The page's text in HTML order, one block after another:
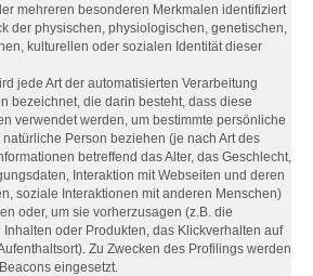
mehreren besonderen Merkmalen identifiziert
der physischen, physiologischen, genetischen,
kulturellen oder sozialen Identität dieser
jede Art der automatisierten Verarbeitung
bezeichnet, die darin besteht, dass diese
verwendet werden, um bestimmte persönliche
Person beziehen (je nach Art des
betreffend das Alter, das Geschlecht,
Interaktion mit Webseiten und deren
soziale Interaktionen mit anderen Menschen)
oder, um sie vorherzusagen (z.B. die
Inhalten oder Produkten, das Klickverhalten auf
Zu Zwecken des Profilings werden
eingesetzt.